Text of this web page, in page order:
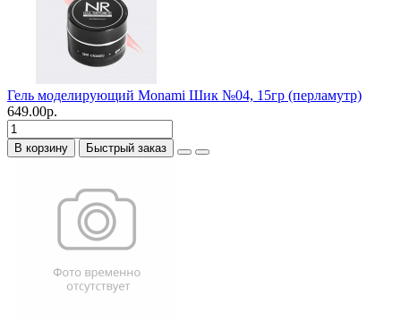
Гель моделирующий Monami Шик №04, 15гр (перламутр)
649.00р.
В корзину Быстрый заказ